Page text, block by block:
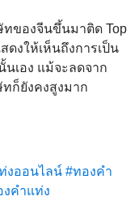
ทของจีนขึ้นมาติด Top
ดงให้เห็นถึงการเป็น
นเอง แม้จะลดจาก
ก็ยังคงสูงมาก
งออนไลน์ #ทองคำ
คำแท่ง